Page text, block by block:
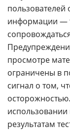
пользователей
информации —
просмотре
ограничены в
сигнал о том,
использовании
результатам